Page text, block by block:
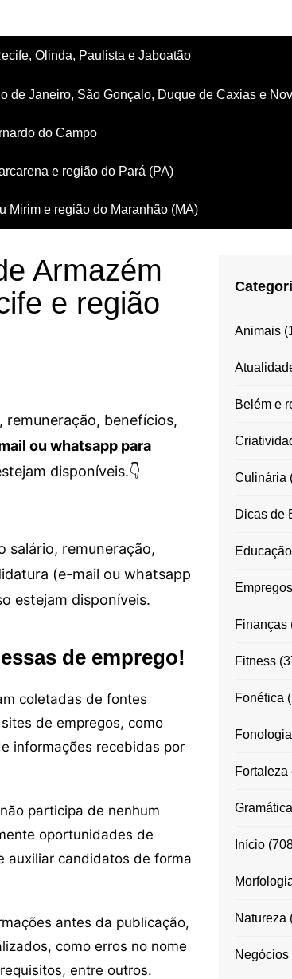
Olinda, Paulista e Jaboatão
de Janeiro, São Gonçalo, Duque de Caxias e
do Campo
e região do Pará (PA)
Mirim e região do Maranhão (MA)
Armazém
e região
remuneração, benefícios,
ou whatsapp para
disponíveis.👇
salário, remuneração,
(e-mail ou whatsapp
estejam disponíveis.
de emprego!
coletadas de fontes
de empregos, como
informações recebidas por
participa de nenhum
oportunidades de
auxiliar candidatos de forma
antes da publicação,
como erros no nome
entre outros.
Animais
Belém e
Culinária
Dicas de
Educação
Finanças
Fitness
Fonética
Fonologia
Gramática
Início
Natureza
Negócios